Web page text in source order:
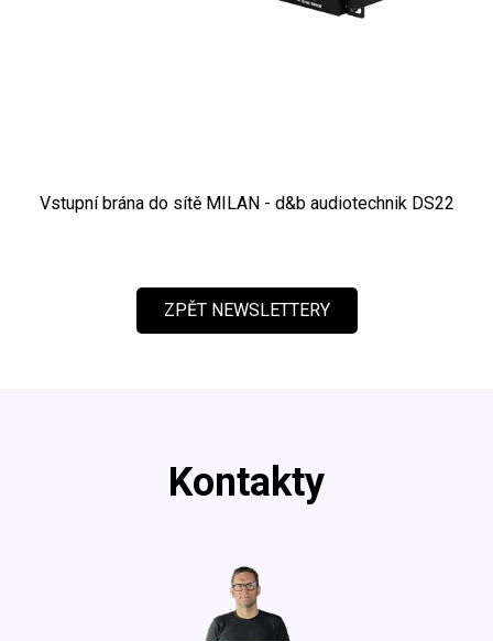
Vstupní brána do sítě MILAN - d&b audiotechnik DS22
ZPĚT NEWSLETTERY
Kontakty